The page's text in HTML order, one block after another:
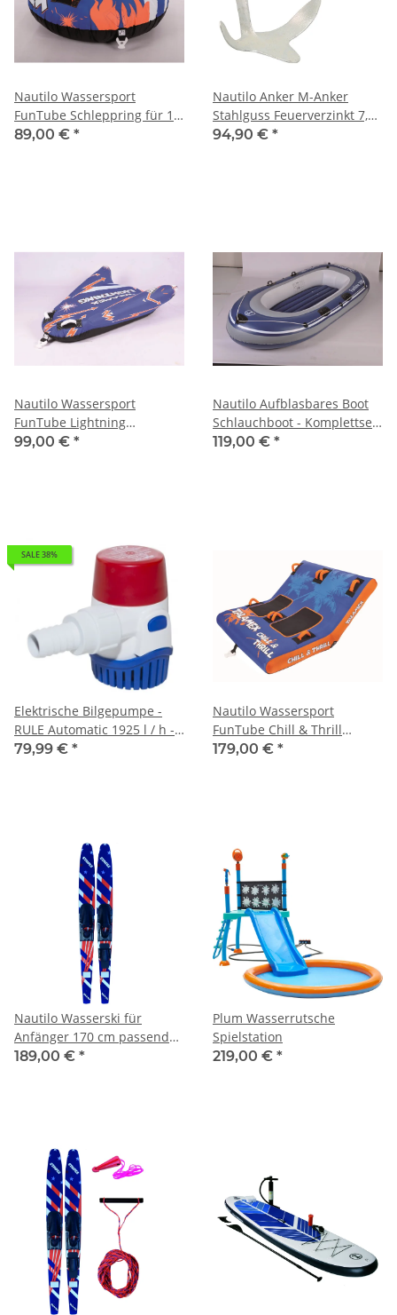
Nautilo Wassersport
FunTube Schleppring für 1
Person
89,00 € *
Nautilo Anker M-Anker
Stahlguss Feuerverzinkt 7,5
kg
94,90 € *
Nautilo Wassersport
FunTube Lightning
Schleppring für 1 Person
99,00 € *
Nautilo Aufblasbares Boot
Schlauchboot - Komplettset
für Freizeitfahrten
119,00 € *
SALE 38%
Elektrische Bilgepumpe -
RULE Automatic 1925 l / h -
12V
79,99 € *
Nautilo Wassersport
FunTube Chill & Thrill
Schleppring für bis zu 2
179,00 € *
Nautilo Wasserski für
Anfänger 170 cm passend
ab Schuhgröße 36
189,00 € *
Plum Wasserrutsche
Spielstation
219,00 € *